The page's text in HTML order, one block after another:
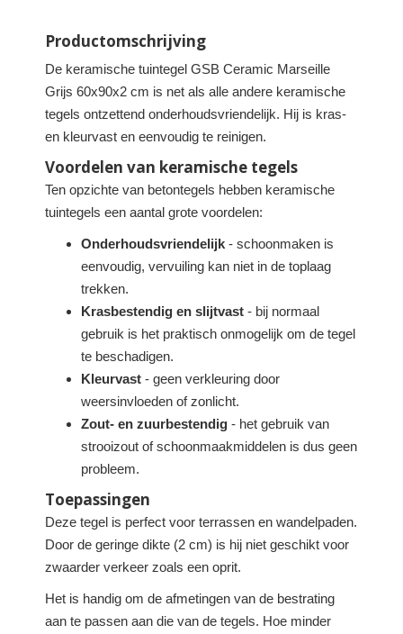
Productomschrijving
De keramische tuintegel GSB Ceramic Marseille
Grijs 60x90x2 cm is net als alle andere keramische
tegels ontzettend onderhoudsvriendelijk. Hij is kras-
en kleurvast en eenvoudig te reinigen.
Voordelen van keramische tegels
Ten opzichte van betontegels hebben keramische
tuintegels een aantal grote voordelen:
Onderhoudsvriendelijk - schoonmaken is
eenvoudig, vervuiling kan niet in de toplaag
trekken.
Krasbestendig en slijtvast - bij normaal
gebruik is het praktisch onmogelijk om de tegel
te beschadigen.
Kleurvast - geen verkleuring door
weersinvloeden of zonlicht.
Zout- en zuurbestendig - het gebruik van
strooizout of schoonmaakmiddelen is dus geen
probleem.
Toepassingen
Deze tegel is perfect voor terrassen en wandelpaden.
Door de geringe dikte (2 cm) is hij niet geschikt voor
zwaarder verkeer zoals een oprit.
Het is handig om de afmetingen van de bestrating
aan te passen aan die van de tegels. Hoe minder